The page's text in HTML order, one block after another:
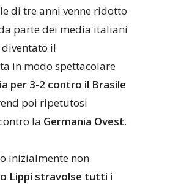
di tre anni venne ridotto
parte dei media italiani
diventato il
in modo spettacolare
per 3-2 contro il Brasile
poi ripetutosi
la Germania Ovest.
inizialmente non
Lippi stravolse tutti i